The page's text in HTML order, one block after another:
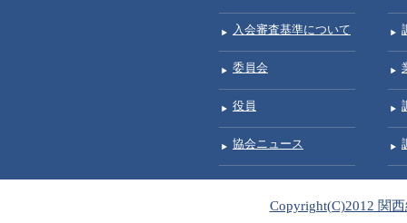
入会審査基準について
委員会
役員
協会ニュース
Copyright(C)2012 関